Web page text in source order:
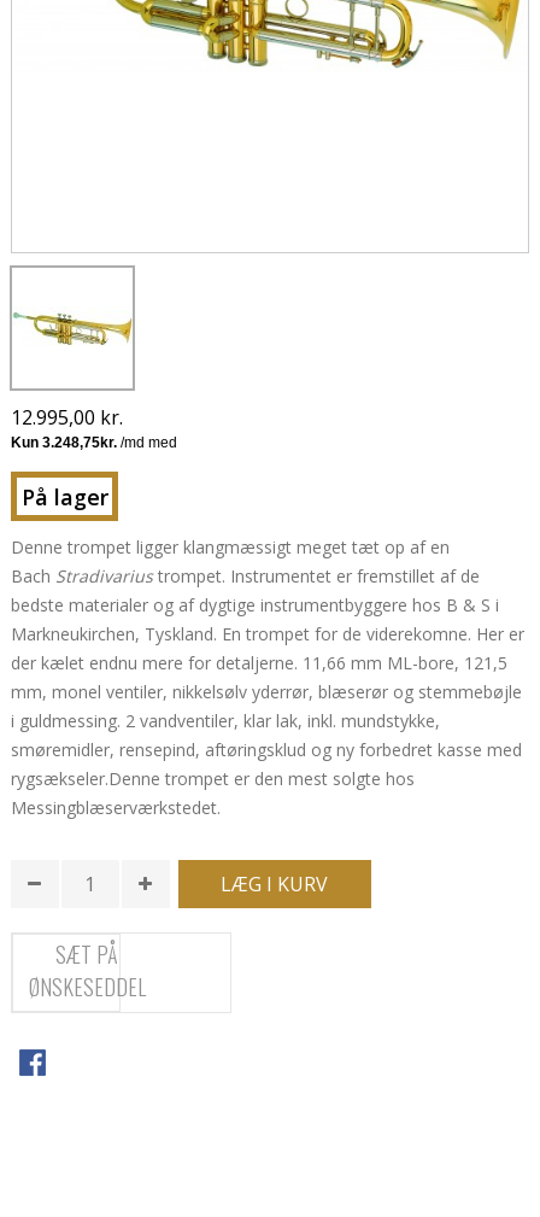
12.995,00 kr.
På lager
Denne trompet ligger klangmæssigt meget tæt op af en
Bach Stradivariustrompet. Instrumentet er fremstillet af de
bedste materialer og af dygtige instrumentbyggere hos B & S i
Markneukirchen, Tyskland. En trompet for de viderekomne. Her er
der kælet endnu mere for detaljerne. 11,66 mm ML-bore, 121,5
mm, monel ventiler, nikkelsølv yderrør, blæserør og stemmebøjle
i guldmessing. 2 vandventiler, klar lak, inkl. mundstykke,
smøremidler, rensepind, aftøringsklud og ny forbedret kasse med
rygsækseler.Denne trompet er den mest solgte hos
Messingblæserværkstedet.
LÆG I KURV
SÆT PÅ
ØNSKESEDDEL